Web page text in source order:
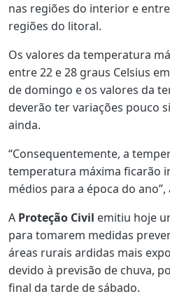
nas regiões do interior e
regiões do litoral.
Os valores da temperatura
entre 22 e 28 graus Celsius
de domingo e os valores da
deverão ter variações pouco
ainda.
“Consequentemente, a
temperatura máxima ficarão
médios para a época do
A Proteção Civil emitiu hoje
para tomarem medidas
áreas rurais ardidas mais
devido à previsão de chuva,
final da tarde de sábado.